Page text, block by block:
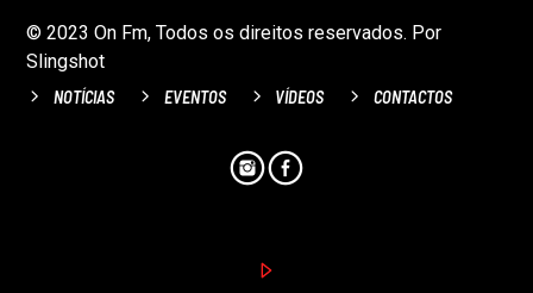
© 2023 On Fm, Todos os direitos reservados. Por
Slingshot
NOTÍCIAS EVENTOS VÍDEOS CONTACTOS